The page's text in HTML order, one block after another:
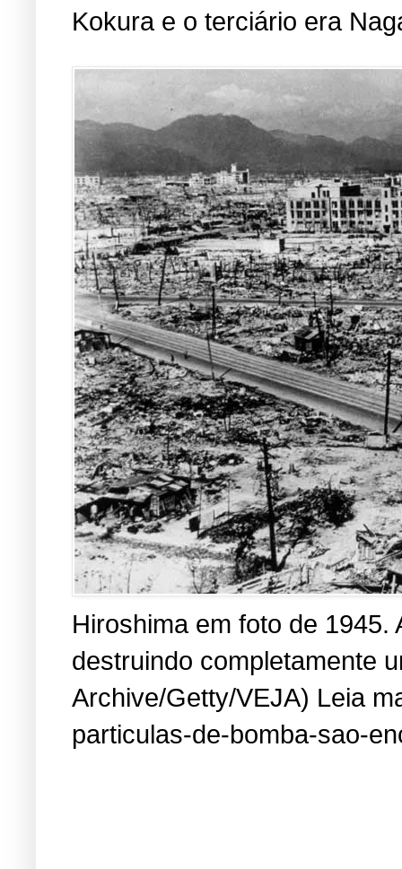
Kokura e o terciário era
Hiroshima em foto de
destruindo completamente
Archive/Getty/VEJA) Leia
particulas-de-bomba-sao-